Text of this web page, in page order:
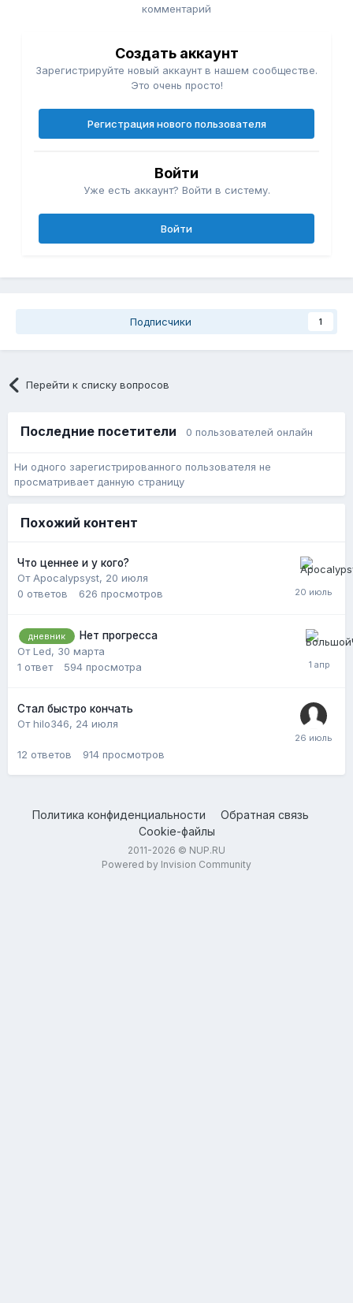
комментарий
Создать аккаунт
Зарегистрируйте новый аккаунт в нашем сообществе.
Это очень просто!
Регистрация нового пользователя
Войти
Уже есть аккаунт? Войти в систему.
Войти
Подписчики 1
Перейти к списку вопросов
Последние посетители 0 пользователей онлайн
Ни одного зарегистрированного пользователя не
просматривает данную страницу
Похожий контент
Что ценнее и у кого?
От Apocalypsyst, 20 июля
0 ответов 626 просмотров
дневник
Нет прогресса
От Led, 30 марта
1 ответ 594 просмотра
Стал быстро кончать
От hilo346, 24 июля
12 ответов 914 просмотров
Политика конфиденциальности
Обратная связь
Cookie-файлы
2011-2026 © NUP.RU
Powered by Invision Community